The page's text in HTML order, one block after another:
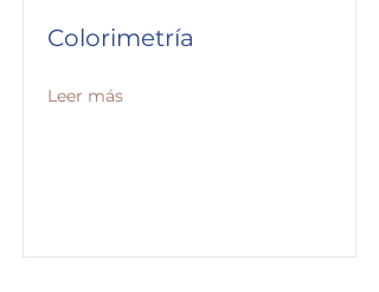
Colorimetría
Leer más